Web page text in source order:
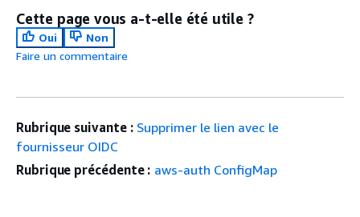
Cette page vous a-t-elle été utile ?
Oui
Non
Faire un commentaire
Rubrique suivante : Supprimer le lien avec le
fournisseur OIDC
Rubrique précédente : aws-auth ConfigMap